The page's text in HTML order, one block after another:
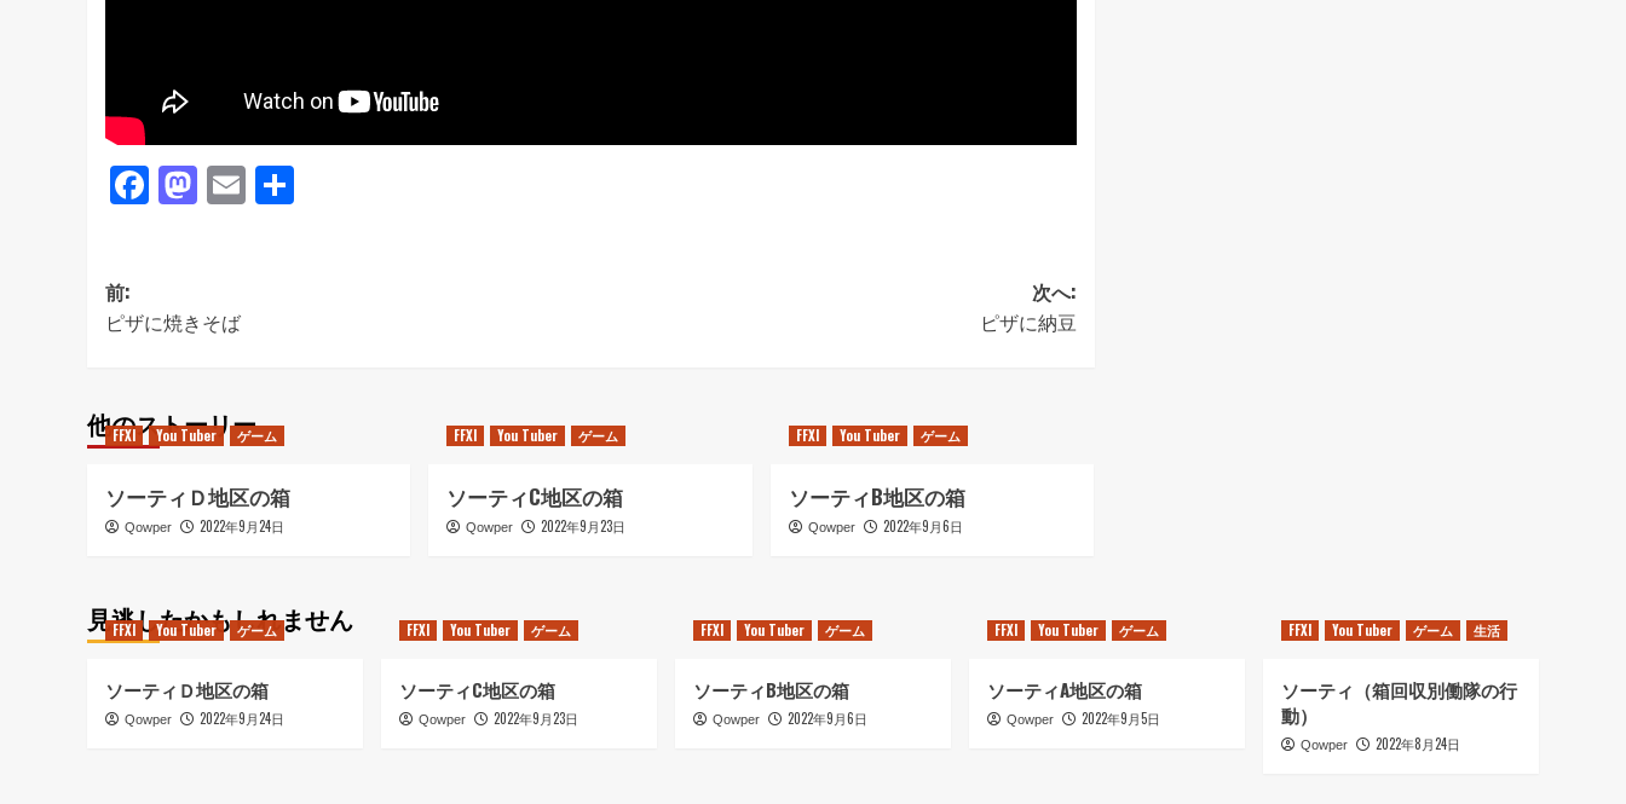
Facebook
Mastodon
Email
投
稿
ビ
ゲ
ー
シ
ン
前:
ピザに焼きそば
次へ:
ピザに納豆
他のストーリー
FFXI You Tuber ゲーム
ソーティＤ地区の箱
Qowper 2022年9月24日
FFXI You Tuber ゲーム
ソーティC地区の箱
Qowper 2022年9月23日
FFXI You Tuber ゲーム
ソーティB地区の箱
Qowper 2022年9月6日
見逃したかもしれません
FFXI You Tuber ゲーム
ソーティＤ地区の箱
Qowper 2022年9月24日
FFXI You Tuber ゲーム
ソーティC地区の箱
Qowper 2022年9月23日
FFXI You Tuber ゲーム
ソーティB地区の箱
Qowper 2022年9月6日
FFXI You Tuber ゲーム
ソーティA地区の箱
Qowper 2022年9月5日
FFXI You Tuber ゲーム 生活
ソーティ（箱回収別働隊の行
動）
Qowper 2022年8月24日